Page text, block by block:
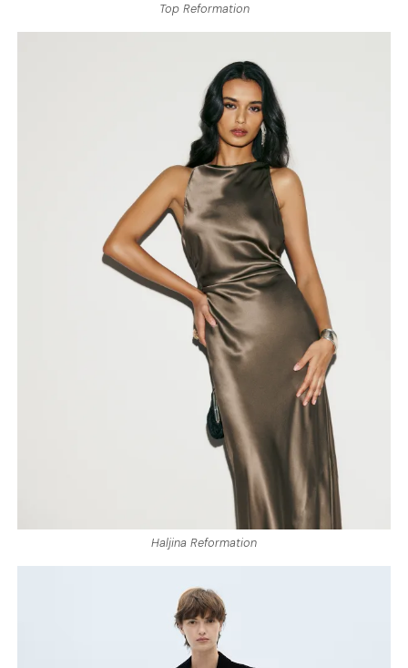
Top Reformation
Haljina Reformation